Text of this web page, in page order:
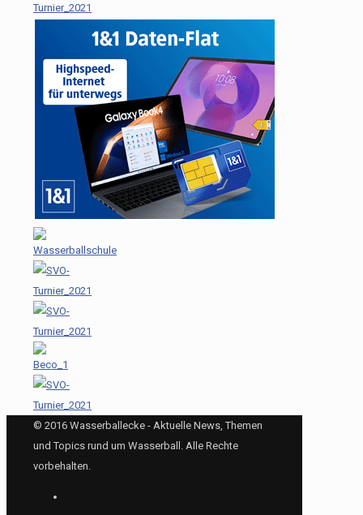
© 2016 Wasserballecke - Aktuelle News, Themen
und Topics rund um Wasserball. Alle Rechte
vorbehalten.